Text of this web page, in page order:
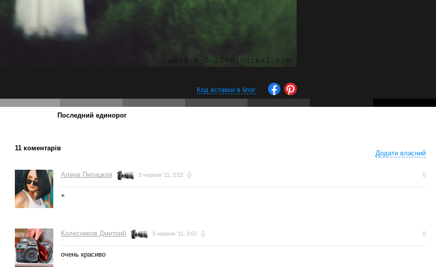
Код вставки в блог
Последний единорог
11 коментарів
Додати власний
Алена Пилацкая 3 червня '11, 2:52 0
+
Колесников Дмитрий 3 червня '11, 3:07 0
очень красиво